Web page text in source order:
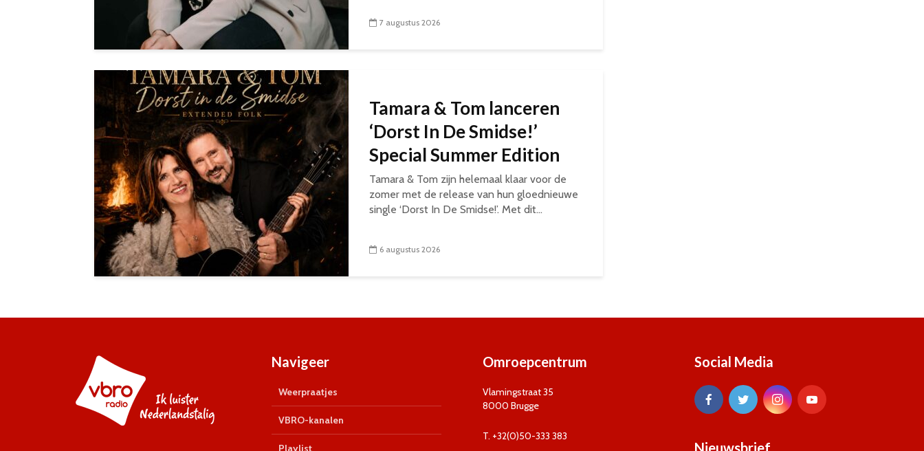
7 augustus 2026
Tamara & Tom lanceren
‘Dorst In De Smidse!’
Special Summer Edition
Tamara & Tom zijn helemaal klaar voor de
zomer met de release van hun gloednieuwe
single ‘Dorst In De Smidse!’. Met dit...
6 augustus 2026
Navigeer
Weerpraatjes
VBRO-kanalen
Playlist
Omroepcentrum
Vlamingstraat 35
8000 Brugge
T. +32(0)50-333 383
Social Media
Nieuwsbrief